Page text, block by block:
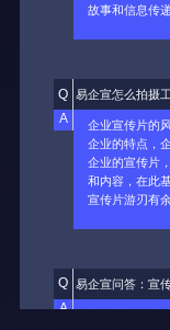
A
企业宣传片的
企业的特点，
企业的宣传片
和内容，在此
宣传片游刃有
A
宣传片是一种
品或服务，以